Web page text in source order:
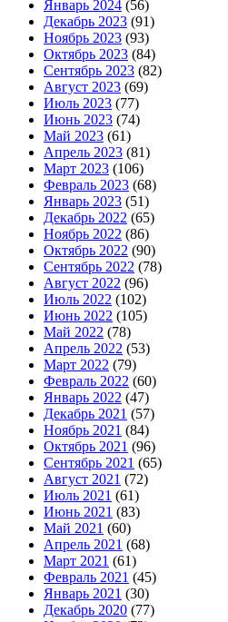
Январь 2024 (56)
Декабрь 2023 (91)
Ноябрь 2023 (93)
Октябрь 2023 (84)
Сентябрь 2023 (82)
Август 2023 (69)
Июль 2023 (77)
Июнь 2023 (74)
Май 2023 (61)
Апрель 2023 (81)
Март 2023 (106)
Февраль 2023 (68)
Январь 2023 (51)
Декабрь 2022 (65)
Ноябрь 2022 (86)
Октябрь 2022 (90)
Сентябрь 2022 (78)
Август 2022 (96)
Июль 2022 (102)
Июнь 2022 (105)
Май 2022 (78)
Апрель 2022 (53)
Март 2022 (79)
Февраль 2022 (60)
Январь 2022 (47)
Декабрь 2021 (57)
Ноябрь 2021 (84)
Октябрь 2021 (96)
Сентябрь 2021 (65)
Август 2021 (72)
Июль 2021 (61)
Июнь 2021 (83)
Май 2021 (60)
Апрель 2021 (68)
Март 2021 (61)
Февраль 2021 (45)
Январь 2021 (30)
Декабрь 2020 (77)